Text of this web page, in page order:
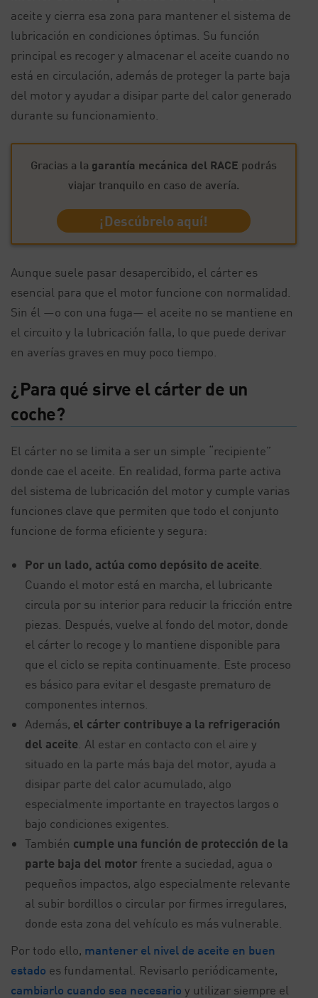
aceite y cierra esa zona para mantener el sistema de
lubricación en condiciones óptimas. Su función
principal es recoger y almacenar el aceite cuando no
está en circulación, además de proteger la parte baja
del motor y ayudar a disipar parte del calor generado
durante su funcionamiento.
Gracias a la garantía mecánica del RACE podrás
viajar tranquilo en caso de avería.
¡Descúbrelo aquí!
Aunque suele pasar desapercibido, el cárter es
esencial para que el motor funcione con normalidad.
Sin él —o con una fuga— el aceite no se mantiene en
el circuito y la lubricación falla, lo que puede derivar
en averías graves en muy poco tiempo.
¿Para qué sirve el cárter de un
coche?
El cárter no se limita a ser un simple “recipiente”
donde cae el aceite. En realidad, forma parte activa
del sistema de lubricación del motor y cumple varias
funciones clave que permiten que todo el conjunto
funcione de forma eficiente y segura:
Por un lado, actúa como depósito de aceite
Cuando el motor está en marcha, el lubricante
circula por su interior para reducir la fricción entre
piezas. Después, vuelve al fondo del motor, donde
el cárter lo recoge y lo mantiene disponible para
que el ciclo se repita continuamente. Este proceso
es básico para evitar el desgaste prematuro de
componentes internos.
Además, el cárter contribuye a la refrigeración
del aceite . Al estar en contacto con el aire y
situado en la parte más baja del motor, ayuda a
disipar parte del calor acumulado, algo
especialmente importante en trayectos largos o
bajo condiciones exigentes.
También cumple una función de protección de la
parte baja del motor frente a suciedad, agua o
pequeños impactos, algo especialmente relevante
al subir bordillos o circular por firmes irregulares,
donde esta zona del vehículo es más vulnerable.
Por todo ello, mantener el nivel de aceite en buen
estado es fundamental. Revisarlo periódicamente,
cambiarlo cuando sea necesario y utilizar siempre el